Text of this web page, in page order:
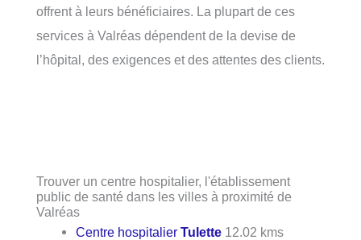
offrent à leurs bénéficiaires. La plupart de ces
services à Valréas dépendent de la devise de
l’hôpital, des exigences et des attentes des clients.
Trouver un centre hospitalier, l'établissement
public de santé dans les villes à proximité de
Valréas
Centre hospitalierTulette 12.02 kms